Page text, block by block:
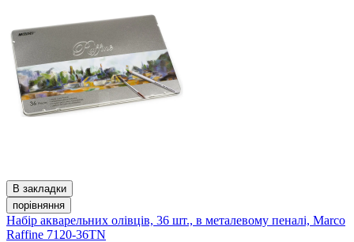
В закладки
порівняння
Набір акварельних олівців, 36 шт., в металевому пеналі, Marco
Raffine 7120-36TN